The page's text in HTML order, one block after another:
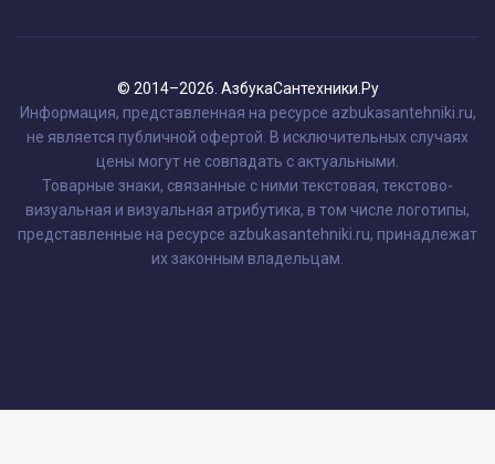
© 2014–2026. АзбукаСантехники.Ру
Информация, представленная на ресурсе azbukasantehniki.ru,
не является публичной офертой. В исключительных случаях
цены могут не совпадать с актуальными.
Товарные знаки, связанные с ними текстовая, текстово-
визуальная и визуальная атрибутика, в том числе логотипы,
представленные на ресурсе azbukasantehniki.ru, принадлежат
их законным владельцам.